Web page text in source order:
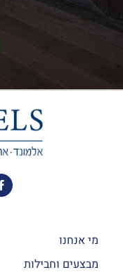
מי אנחנו
מבצעים וחבילות